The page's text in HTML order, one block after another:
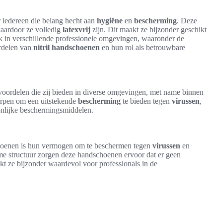
die belang hecht aan hygiëne en bescherming. Deze
ze volledig latexvrij zijn. Dit maakt ze bijzonder geschikt
verschillende professionele omgevingen, waaronder de
van nitril handschoenen en hun rol als betrouwbare
die zij bieden in diverse omgevingen, met name binnen
om een uitstekende bescherming te bieden tegen virussen,
beschermingsmiddelen.
is hun vermogen om te beschermen tegen virussen en
structuur zorgen deze handschoenen ervoor dat er geen
ze bijzonder waardevol voor professionals in de